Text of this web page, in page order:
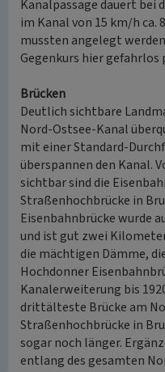
Kanalpassage dauert bei
im Kanal von 15 km/h ca.
mussten angelegt
Gegenkurs hier gefahrlos
Brücken
Deutlich sichtbare
Nord-Ostsee-Kanal
mit einer Standard-
überspannen den Kanal.
sichtbar sind die
Straßenhochbrücke in
Eisenbahnbrücke wurde
und ist gut zwei
die mächtigen Dämme,
Hochdonner
Kanalerweiterung bis
drittälteste Brücke am
Straßenhochbrücke in
sogar noch länger.
entlang des gesamten